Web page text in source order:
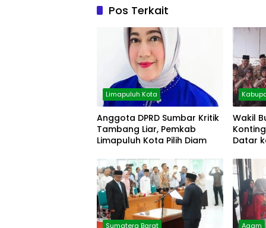
Pos Terkait
Limapuluh Kota
Anggota DPRD Sumbar Kritik
Tambang Liar, Pemkab
Limapuluh Kota Pilih Diam
Wakil
Datar
Sumatera Barat Agam